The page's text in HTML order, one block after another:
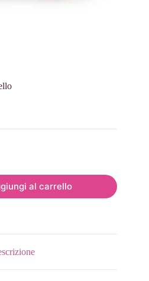
al carrello